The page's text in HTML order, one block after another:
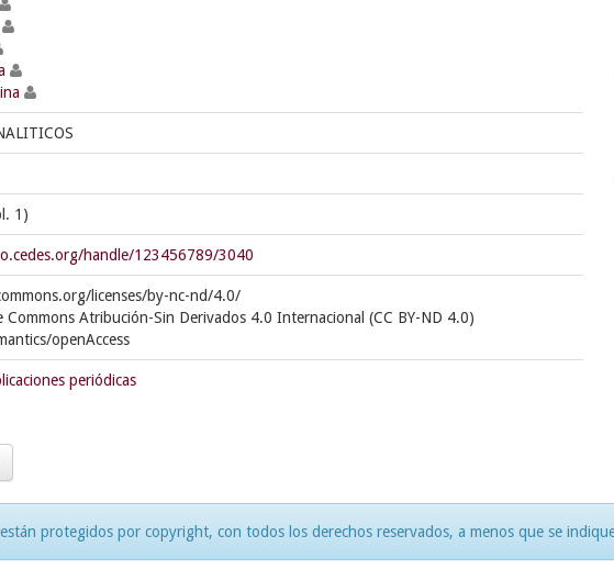
1)
handle/123456789/3040
licenses/by-nc-nd/4.0/
Commons Atribución-Sin Derivados 4.0 Internacional (CC BY-ND 4.0)
openAccess
periódicas
protegidos por copyright, con todos los derechos reservados, a menos que se